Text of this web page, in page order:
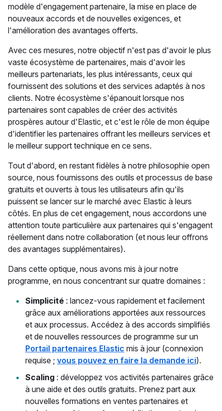
modèle d'engagement partenaire, la mise en place de
nouveaux accords et de nouvelles exigences, et
l'amélioration des avantages offerts.
Avec ces mesures, notre objectif n'est pas d'avoir le plus
vaste écosystème de partenaires, mais d'avoir les
meilleurs partenariats, les plus intéressants, ceux qui
fournissent des solutions et des services adaptés à nos
clients. Notre écosystème s'épanouit lorsque nos
partenaires sont capables de créer des activités
prospères autour d'Elastic, et c'est le rôle de mon équipe
d'identifier les partenaires offrant les meilleurs services et
le meilleur support technique en ce sens.
Tout d'abord, en restant fidèles à notre philosophie open
source, nous fournissons des outils et processus de base
gratuits et ouverts à tous les utilisateurs afin qu'ils
puissent se lancer sur le marché avec Elastic à leurs
côtés. En plus de cet engagement, nous accordons une
attention toute particulière aux partenaires qui s'engagent
réellement dans notre collaboration (et nous leur offrons
des avantages supplémentaires).
Dans cette optique, nous avons mis à jour notre
programme, en nous concentrant sur quatre domaines :
Simplicité : lancez-vous rapidement et facilement
grâce aux améliorations apportées aux ressources
et aux processus. Accédez à des accords simplifiés
et de nouvelles ressources de programme sur un
Portail partenaires Elastic mis à jour (connexion
requise ; vous pouvez en faire la demande ici).
Scaling : développez vos activités partenaires grâce
à une aide et des outils gratuits. Prenez part aux
nouvelles formations en ventes partenaires et